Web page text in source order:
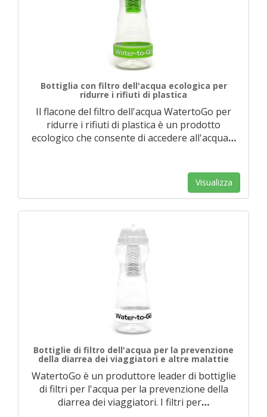
Bottiglia con filtro dell'acqua ecologica per
ridurre i rifiuti di plastica
Il flacone del filtro dell'acqua WatertoGo per
ridurre i rifiuti di plastica è un prodotto
ecologico che consente di accedere all'acqua…
Visualizza
Bottiglie di filtro dell'acqua per la prevenzione
della diarrea dei viaggiatori e altre malattie
WatertoGo è un produttore leader di bottiglie
di filtri per l'acqua per la prevenzione della
diarrea dei viaggiatori. I filtri per…